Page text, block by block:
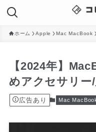
ホーム Apple Mac MacBook
【2024年】
めアクセサリー
広告あり Mac